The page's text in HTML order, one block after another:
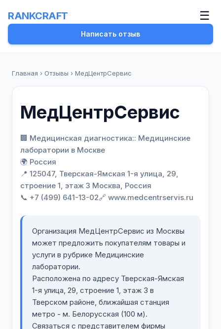
RANKCRAFT ☰
Написать отзыв
Главная › Отзывы › МедЦентрСервис
МедЦентрСервис
🏢 Медицинская диагностика:: Медицинские
лаборатории в Москве
🌍 Россия
📍 125047, Тверская-Ямская 1-я улица, 29,
строение 1, этаж 3 Москва, Россия
📞 +7 (499) 641-13-02🔗 www.medcentrservis.ru
Организация МедЦентрСервис из Москвы
может предложить покупателям товары и
услуги в рубрике Медицинские
лаборатории.
Расположена по адресу Тверская-Ямская
1-я улица, 29, строение 1, этаж 3 в
Тверском районе, ближайшая станция
метро - м. Белорусская (100 м).
Связаться с представителем фирмы